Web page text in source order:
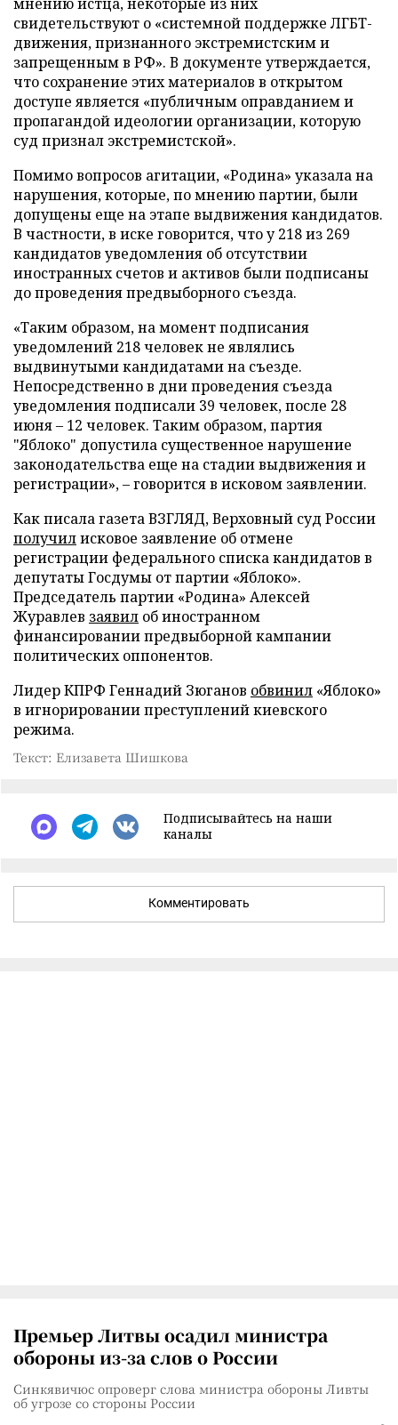
свидетельствуют о «системной поддержке ЛГБТ-
движения, признанного экстремистским и
запрещенным в РФ». В документе утверждается,
что сохранение этих материалов в открытом
доступе является «публичным оправданием и
пропагандой идеологии организации, которую
суд признал экстремистской».
Помимо вопросов агитации, «Родина» указала на
нарушения, которые, по мнению партии, были
допущены еще на этапе выдвижения кандидатов.
В частности, в иске говорится, что у 218 из 269
кандидатов уведомления об отсутствии
иностранных счетов и активов были подписаны
до проведения предвыборного съезда.
«Таким образом, на момент подписания
уведомлений 218 человек не являлись
выдвинутыми кандидатами на съезде.
Непосредственно в дни проведения съезда
уведомления подписали 39 человек, после 28
июня – 12 человек. Таким образом, партия
"Яблоко" допустила существенное нарушение
законодательства еще на стадии выдвижения и
регистрации», – говорится в исковом заявлении.
Как писала газета ВЗГЛЯД, Верховный суд России
получилисковое заявление об отмене
регистрации федерального списка кандидатов в
депутаты Госдумы от партии «Яблоко».
Председатель партии «Родина» Алексей
Журавлев заявил об иностранном
финансировании предвыборной кампании
политических оппонентов.
Лидер КПРФ Геннадий Зюганов обвинил «Яблоко»
в игнорировании преступлений киевского
режима.
Текст: Елизавета Шишкова
Подписывайтесь на наши
каналы
Комментировать
Премьер Литвы осадил министра
обороны из-за слов о России
Синкявичюс опроверг слова министра обороны Ливты
об угрозе со стороны России